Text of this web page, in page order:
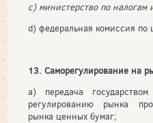
c) министерство по налогам
d) федеральная комиссия по
13. Саморегулирование на
a) передача
регулированию рынка
рынка ценных бумаг;